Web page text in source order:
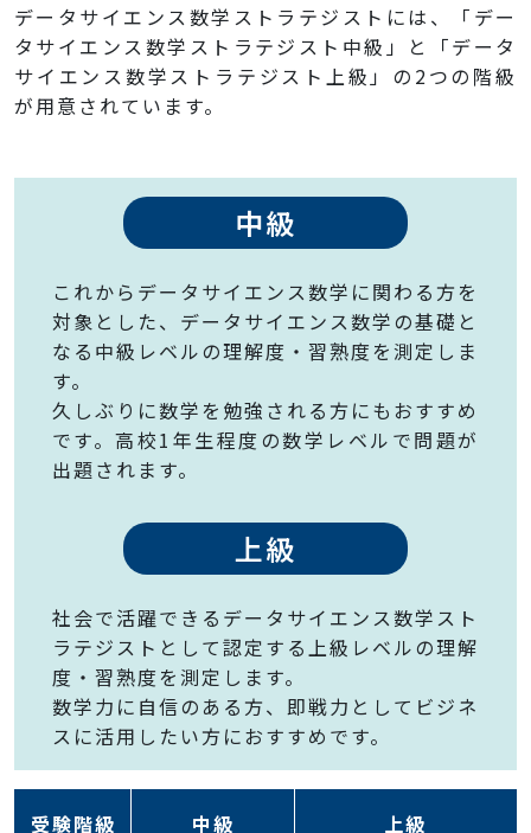
データサイエンス数学ストラテジストには、「デー
タサイエンス数学ストラテジスト中級」と「データ
サイエンス数学ストラテジスト上級」の2つの階級
が用意されています。
中級
これからデータサイエンス数学に関わる方を
対象とした、データサイエンス数学の基礎と
なる中級レベルの理解度・習熟度を測定しま
す。
久しぶりに数学を勉強される方にもおすすめ
です。高校1年生程度の数学レベルで問題が
出題されます。
上級
社会で活躍できるデータサイエンス数学スト
ラテジストとして認定する上級レベルの理解
度・習熟度を測定します。
数学力に自信のある方、即戦力としてビジネ
スに活用したい方におすすめです。
受験階級 中級 上級